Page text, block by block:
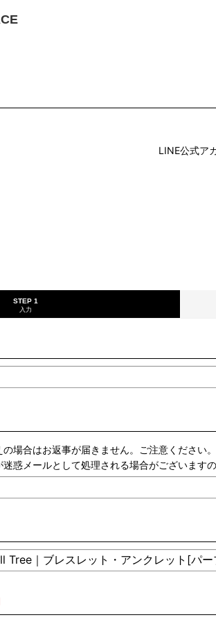
LINE公式ア
STEP 1
入力
場合はお返事が届きません。ご注意ください。
惑メールとして処理される場合がございます